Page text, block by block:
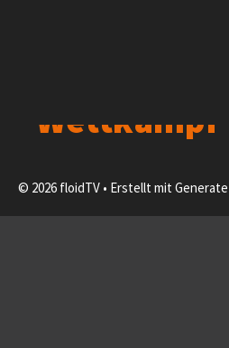
Wettkampf
© 2026 floidTV • Erstellt mit